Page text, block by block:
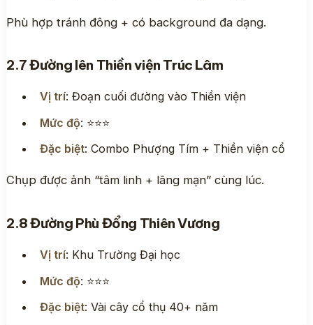
Phù hợp tránh đông + có background đa dạng.
2.7 Đường lên Thiền viện Trúc Lâm
Vị trí: Đoạn cuối đường vào Thiền viện
Mức độ: ⭐⭐⭐
Đặc biệt: Combo Phượng Tím + Thiền viện cổ
Chụp được ảnh “tâm linh + lãng mạn” cùng lúc.
2.8 Đường Phù Đổng Thiên Vương
Vị trí: Khu Trường Đại học
Mức độ: ⭐⭐⭐
Đặc biệt: Vài cây cổ thụ 40+ năm